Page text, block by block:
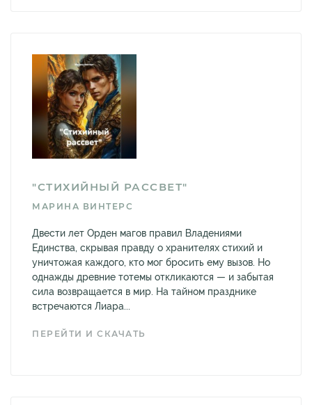
"СТИХИЙНЫЙ РАССВЕТ"
МАРИНА ВИНТЕРС
Двести лет Орден магов правил Владениями
Единства, скрывая правду о хранителях стихий и
уничтожая каждого, кто мог бросить ему вызов. Но
однажды древние тотемы откликаются — и забытая
сила возвращается в мир. На тайном празднике
встречаются Лиара...
ПЕРЕЙТИ И СКАЧАТЬ